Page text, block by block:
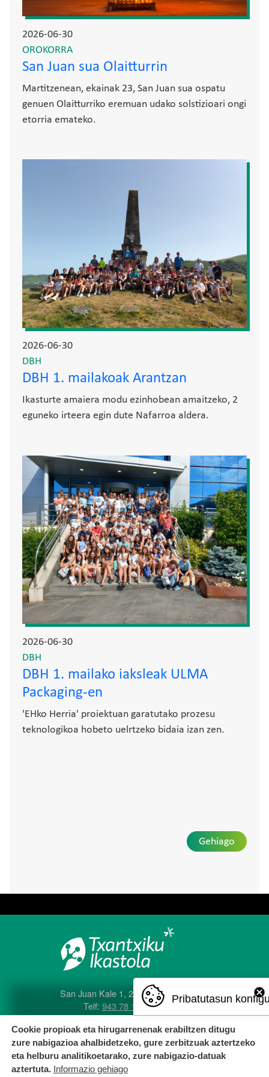
2026-06-30
OROKORRA
San Juan sua Olaitturrin
Martitzenean, ekainak 23, San Juan sua ospatu
genuen Olaitturriko eremuan udako solstizioari ongi
etorria emateko.
2026-06-30
DBH
DBH 1. mailakoak Arantzan
Ikasturte amaiera modu ezinhobean amaitzeko, 2
eguneko irteera egin dute Nafarroa aldera.
Irudia
2026-06-30
DBH
DBH 1. mailako iaksleak ULMA
Packaging-en
'EHko Herria' proiektuan garatutako prozesu
teknologikoa hobeto uelrtzeko bidaia izan zen.
Gehiago
San Juan Kale 1, 20560 Oñati
Telf: 943 78 12 04
e-posta:txantxiku@ikastola.eus
Pribatutasun
Cookie propioak eta hirugarrenenak erabiltzen ditugu
zure nabigazioa ahalbidetzeko, gure zerbitzuak aztertzeko
eta helburu analitikoetarako, zure nabigazio-datuak
aztertuta. Informazio gehiago